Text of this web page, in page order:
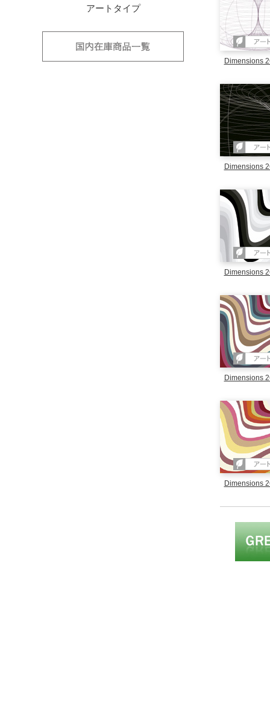
Dimensions
Dimensions
Dimensions
Dimensions
Dimensions
アートタイプ